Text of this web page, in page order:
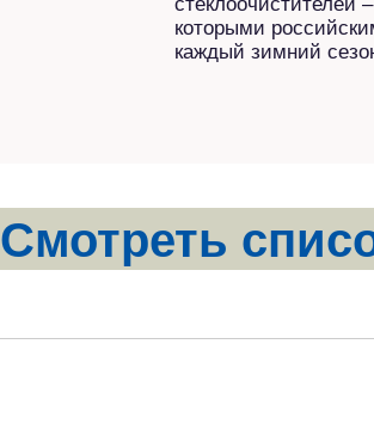
которыми
каждый зимний
Смотреть